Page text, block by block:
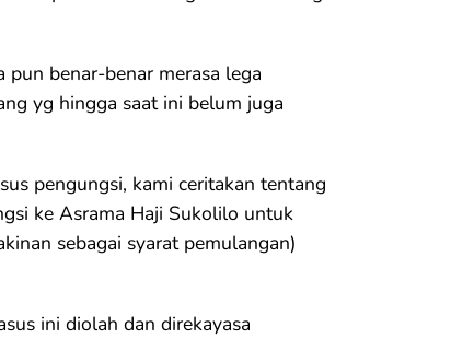
benar-benar merasa lega
yg hingga saat ini belum juga
pengungsi, kami ceritakan tentang
ke Asrama Haji Sukolilo untuk
sebagai syarat pemulangan)
ini diolah dan direkayasa